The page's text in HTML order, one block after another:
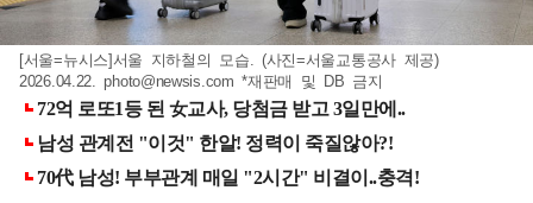
[서울=뉴시스]서울 지하철의 모습. (사진=서울교통공사 제공)
2026.04.22.photo@newsis.com *재판매 및 DB 금지